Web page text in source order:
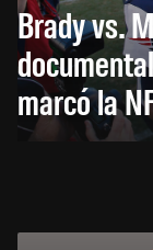
Brady vs.
marcó la